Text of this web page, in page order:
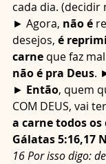
cada dia. (decidir
► Agora, não é
desejos, é
carne que faz
não é pra Deus.
► Então, quem
COM DEUS, vai
a carne todos os
Gálatas 5:16,17
16 Por isso digo: